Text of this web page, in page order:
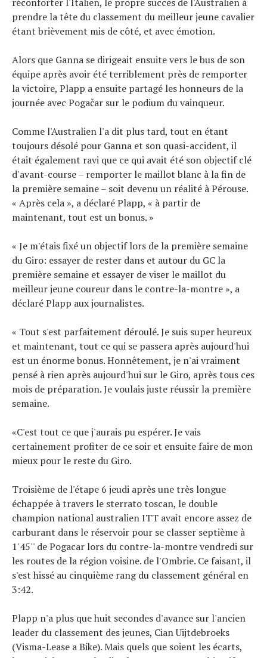
réconforter l'Italien, le propre succès de l'Australien à
prendre la tête du classement du meilleur jeune cavalier
étant brièvement mis de côté, et avec émotion.
Alors que Ganna se dirigeait ensuite vers le bus de son
équipe après avoir été terriblement près de remporter
la victoire, Plapp a ensuite partagé les honneurs de la
journée avec Pogačar sur le podium du vainqueur.
Comme l'Australien l'a dit plus tard, tout en étant
toujours désolé pour Ganna et son quasi-accident, il
était également ravi que ce qui avait été son objectif clé
d'avant-course – remporter le maillot blanc à la fin de
la première semaine – soit devenu un réalité à Pérouse.
« Après cela », a déclaré Plapp, « à partir de
maintenant, tout est un bonus. »
« Je m'étais fixé un objectif lors de la première semaine
du Giro: essayer de rester dans et autour du GC la
première semaine et essayer de viser le maillot du
meilleur jeune coureur dans le contre-la-montre », a
déclaré Plapp aux journalistes.
« Tout s'est parfaitement déroulé. Je suis super heureux
et maintenant, tout ce qui se passera après aujourd'hui
est un énorme bonus. Honnêtement, je n'ai vraiment
pensé à rien après aujourd'hui sur le Giro, après tous ces
mois de préparation. Je voulais juste réussir la première
semaine.
«C'est tout ce que j'aurais pu espérer. Je vais
certainement profiter de ce soir et ensuite faire de mon
mieux pour le reste du Giro.
Troisième de l'étape 6 jeudi après une très longue
échappée à travers le sterrato toscan, le double
champion national australien ITT avait encore assez de
carburant dans le réservoir pour se classer septième à
1'45'' de Pogacar lors du contre-la-montre vendredi sur
les routes de la région voisine. de l'Ombrie. Ce faisant, il
s'est hissé au cinquième rang du classement général en
3:42.
Plapp n'a plus que huit secondes d'avance sur l'ancien
leader du classement des jeunes, Cian Uijtdebroeks
(Visma-Lease a Bike). Mais quels que soient les écarts,